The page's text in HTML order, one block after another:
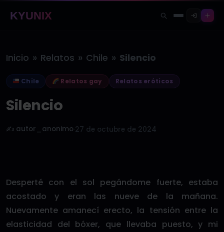
KYUNIX
Inicio » Relatos » Chile » Silencio
Chile Relatos gay Relatos eróticos
Silencio
✍️ autor_anonimo 27 de octubre de 2024
Desperté con el sol pegándome fuerte, estaba
acostado y eran las nueve de la mañana.
Nuevamente amanecí erecto, la tensión entre la
elasticidad del bóxer, que llevaba puesto, y mi